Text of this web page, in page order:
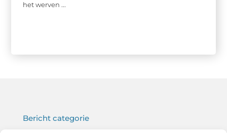
het werven ...
Bericht categorie